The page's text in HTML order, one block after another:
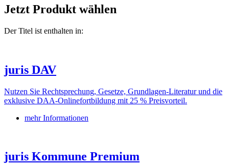
Jetzt Produkt wählen
Der Titel ist enthalten in:
juris DAV
Nutzen Sie Rechtsprechung, Gesetze, Grundlagen-Literatur und die
exklusive DAA-Onlinefortbildung mit 25 % Preisvorteil.
mehr Informationen
juris Kommune Premium